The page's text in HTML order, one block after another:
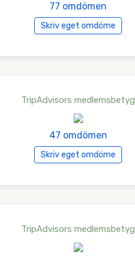
77 omdömen
Skriv eget omdöme
TripAdvisors medlemsbetyg
47 omdömen
Skriv eget omdöme
TripAdvisors medlemsbetyg